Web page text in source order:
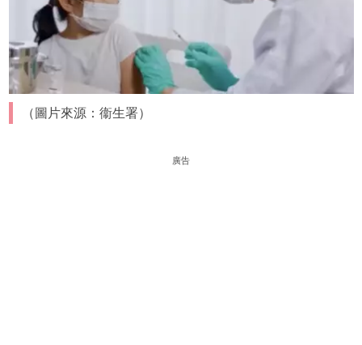
（圖片來源：衞生署）
廣告